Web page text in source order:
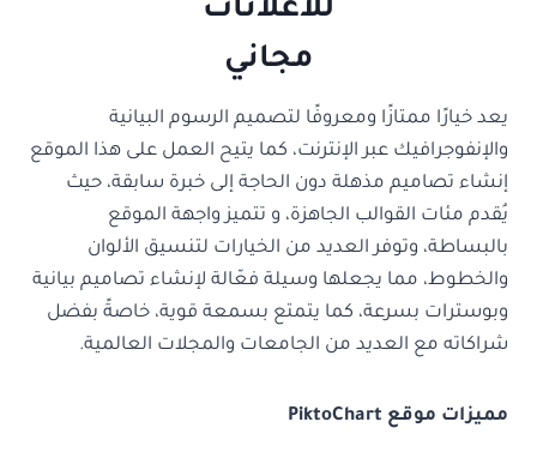
يعد خيارًا ممتازًا ومعروفًا لتصميم الرسوم البيانية
والإنفوجرافيك عبر الإنترنت، كما يتيح العمل على هذا الموقع
إنشاء تصاميم مذهلة دون الحاجة إلى خبرة سابقة، حيث
يُقدم مئات القوالب الجاهزة، و تتميز واجهة الموقع
بالبساطة، وتوفر العديد من الخيارات لتنسيق الألوان
والخطوط، مما يجعلها وسيلة فعّالة لإنشاء تصاميم بيانية
وبوسترات بسرعة، كما يتمتع بسمعة قوية، خاصةً بفضل
شراكاته مع العديد من الجامعات والمجلات العالمية.
مميزات موقع PiktoChart